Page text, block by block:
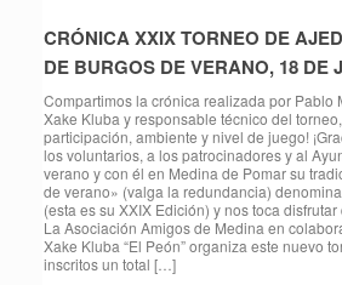
CRÓNICA XXIX TORNEO DE
DE BURGOS DE VERANO, 18 DE
Compartimos la crónica realizada por Pablo
Xake Kluba y responsable técnico del
participación, ambiente y nivel de juego!
los voluntarios, a los patrocinadores y al
verano y con él en Medina de Pomar su
de verano» (valga la redundancia)
(esta es su XXIX Edición) y nos toca
La Asociación Amigos de Medina en
Xake Kluba “El Peón” organiza este nuevo
inscritos un total […]